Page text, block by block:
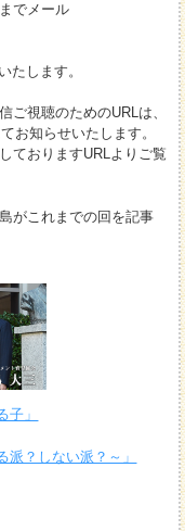
でメール
たします。
視聴のためのURLは、
お知らせいたします。
ておりますURLよりご覧
がこれまでの回を記事
」
？しない派？～」